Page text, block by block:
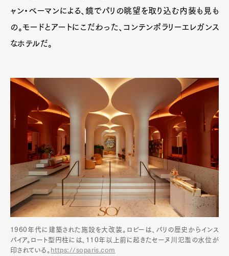
ャン・ベーマンによる、鏡でパリの眺望を取り込む内装も見も
の。モードとアートにこだわった、コンテンポラリーエレガンス
なホテルだ。
1960年代に建築された施設を大改装。ロビーは、パリの歴史からインス
パイア。ロート型円柱には、110年以上前に起きたセーヌ川氾濫の水位が
印されている。 https://soparis.com